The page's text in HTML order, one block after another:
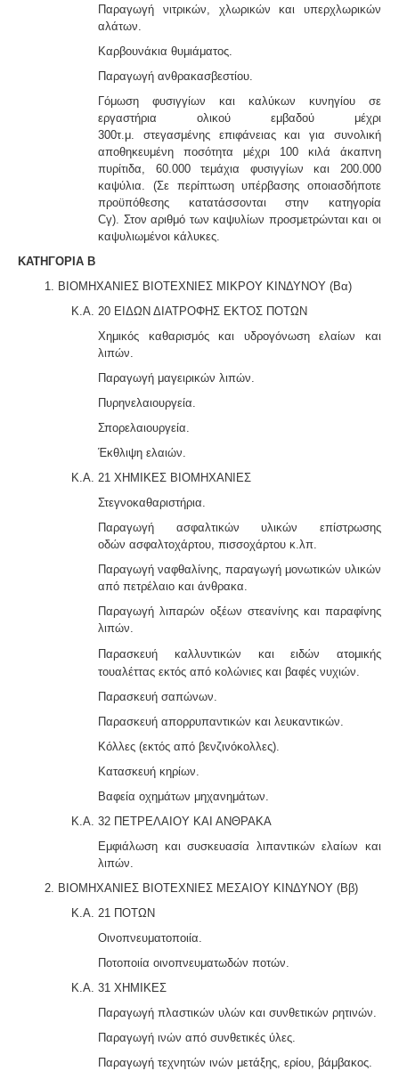
Παραγωγή νιτρικών, χλωρικών και υπερχλωρικών
αλάτων.
Καρβουνάκια θυμιάματος.
Παραγωγή ανθρακασβεστίου.
Γόμωση φυσιγγίων και καλύκων κυνηγίου σε
εργαστήρια ολικού εμβαδού μέχρι
300τ.μ. στεγασμένης επιφάνειας και για συνολική
αποθηκευμένη ποσότητα μέχρι 100 κιλά άκαπνη
πυρίτιδα, 60.000 τεμάχια φυσιγγίων και 200.000
καψύλια. (Σε περίπτωση υπέρβασης οποιασδήποτε
προϋπόθεσης κατατάσσονται στην κατηγορία
Cγ). Στον αριθμό των καψυλίων προσμετρώνται και οι
καψυλιωμένοι κάλυκες.
ΚΑΤΗΓΟΡΙΑ B
1. ΒΙΟΜΗΧΑΝΙΕΣ ΒΙΟΤΕΧΝΙΕΣ ΜΙΚΡΟΥ ΚΙΝΔΥΝΟΥ (Βα)
Κ.Α. 20 ΕΙΔΩΝ ΔΙΑΤΡΟΦΗΣ ΕΚΤΟΣ ΠΟΤΩΝ
Χημικός καθαρισμός και υδρογόνωση ελαίων και
λιπών.
Παραγωγή μαγειρικών λιπών.
Πυρηνελαιουργεία.
Σπορελαιουργεία.
Έκθλιψη ελαιών.
Κ.Α. 21 ΧΗΜΙΚΕΣ ΒΙΟΜΗΧΑΝΙΕΣ
Στεγνοκαθαριστήρια.
Παραγωγή ασφαλτικών υλικών επίστρωσης
οδών ασφαλτοχάρτου, πισσοχάρτου κ.λπ.
Παραγωγή ναφθαλίνης, παραγωγή μονωτικών υλικών
από πετρέλαιο και άνθρακα.
Παραγωγή λιπαρών οξέων στεανίνης και παραφίνης
λιπών.
Παρασκευή καλλυντικών και ειδών ατομικής
τουαλέττας εκτός από κολώνιες και βαφές νυχιών.
Παρασκευή σαπώνων.
Παρασκευή απορρυπαντικών και λευκαντικών.
Κόλλες (εκτός από βενζινόκολλες).
Κατασκευή κηρίων.
Βαφεία οχημάτων μηχανημάτων.
Κ.Α. 32 ΠΕΤΡΕΛΑΙΟΥ ΚΑΙ ΑΝΘΡΑΚΑ
Εμφιάλωση και συσκευασία λιπαντικών ελαίων και
λιπών.
2. ΒΙΟΜΗΧΑΝΙΕΣ ΒΙΟΤΕΧΝΙΕΣ ΜΕΣΑΙΟΥ ΚΙΝΔΥΝΟΥ (Ββ)
Κ.Α. 21 ΠΟΤΩΝ
Οινοπνευματοποιία.
Ποτοποιία οινοπνευματωδών ποτών.
Κ.Α. 31 ΧΗΜΙΚΕΣ
Παραγωγή πλαστικών υλών και συνθετικών ρητινών.
Παραγωγή ινών από συνθετικές ύλες.
Παραγωγή τεχνητών ινών μετάξης, ερίου, βάμβακος.